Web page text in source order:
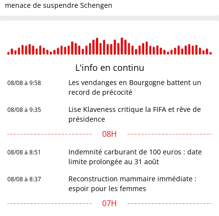
menace de suspendre Schengen
L'info en continu
08/08 à 9:58
Les vendanges en Bourgogne battent un
record de précocité
08/08 à 9:35
Lise Klaveness critique la FIFA et rêve de
présidence
08H
08/08 à 8:51
Indemnité carburant de 100 euros : date
limite prolongée au 31 août
08/08 à 8:37
Reconstruction mammaire immédiate :
espoir pour les femmes
07H